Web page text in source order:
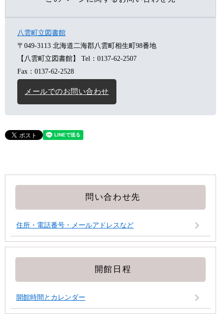
八雲町立図書館
〒049-3113 北海道二海郡八雲町相生町98番地
【八雲町立図書館】
Tel：0137-62-2507
Fax：0137-62-2528
メールでのお問い合わせ
問い合わせ先
住所・電話番号・メールアドレスなど
開館日程
開館時間とカレンダー